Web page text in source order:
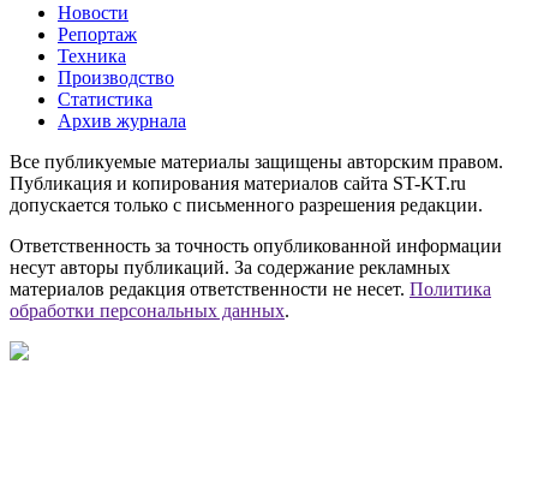
Новости
Репортаж
Техника
Производство
Статистика
Архив журнала
Все публикуемые материалы защищены авторским правом.
Публикация и копирования материалов сайта ST-KT.ru
допускается только с письменного разрешения редакции.
Ответственность за точность опубликованной информации
несут авторы публикаций. За содержание рекламных
материалов редакция ответственности не несет. Политика
обработки персональных данных.